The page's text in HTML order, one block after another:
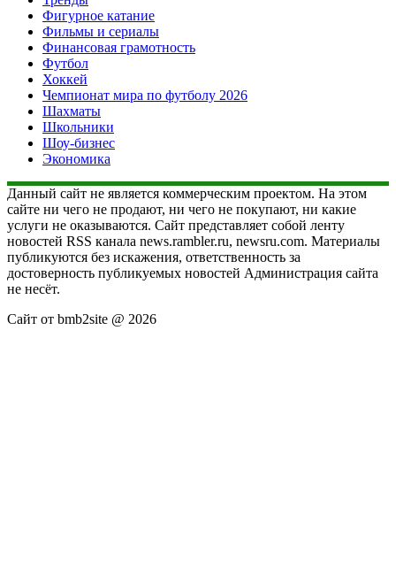
Фигурное катание
Фильмы и сериалы
Финансовая грамотность
Футбол
Хоккей
Чемпионат мира по футболу 2026
Шахматы
Школьники
Шоу-бизнес
Экономика
Данный сайт не является коммерческим проектом. На этом
сайте ни чего не продают, ни чего не покупают, ни какие
услуги не оказываются. Сайт представляет собой ленту
новостей RSS канала news.rambler.ru, newsru.com. Материалы
публикуются без искажения, ответственность за
достоверность публикуемых новостей Администрация сайта
не несёт.
Сайт от bmb2site @ 2026